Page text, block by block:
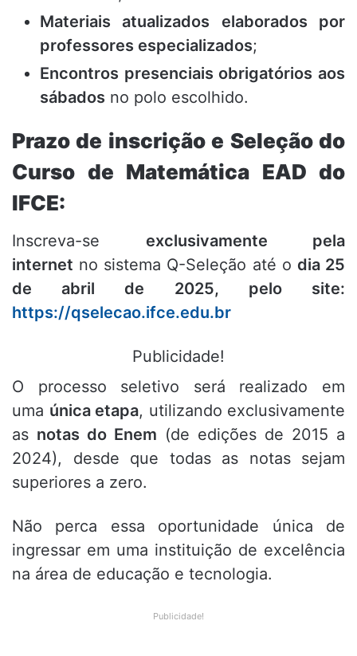
Materiais atualizados elaborados por
professores especializados;
Encontros presenciais obrigatórios aos
sábados no polo escolhido.
Prazo de inscrição e Seleção do
Curso de Matemática EAD do
IFCE:
Inscreva-se exclusivamente pela
internet no sistema Q-Seleção até o dia 25
de abril de 2025, pelo site:
https://qselecao.ifce.edu.br
Publicidade!
O processo seletivo será realizado em
uma única etapa, utilizando exclusivamente
as notas do Enem (de edições de 2015 a
2024), desde que todas as notas sejam
superiores a zero.
Não perca essa oportunidade única de
ingressar em uma instituição de excelência
na área de educação e tecnologia.
Publicidade!